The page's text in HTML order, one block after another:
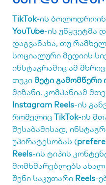
TikTok-ის
YouTube-ის უწყვეტმა
დაგვანახა, თუ
სოციალური მედიის
ინსტაგრამიც ამ
თუკი მეტი გამომწერი
მიზანი. კომპანიამ
Instagram Reels-ის
რომელიც TikTok-ის
შესაბამისად,
უპირატესობას (
Reels-ის ტიპის
მომხმარებლებს
შენი საკუთარი Reels-